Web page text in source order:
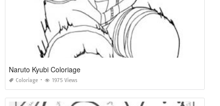
Naruto Kyubi Coloriage
Coloriage 1975 Views